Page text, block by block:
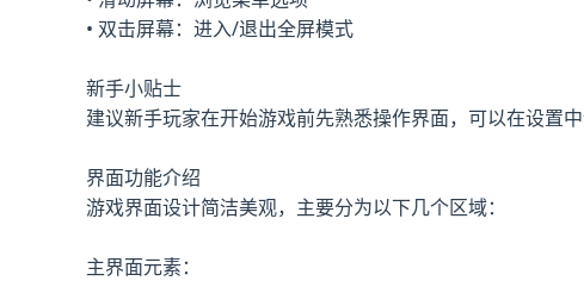
• 双击屏幕：进入/退出全屏模式
新手小贴士
建议新手玩家在开始游戏前先熟悉操作界面，可以在设置
界面功能介绍
游戏界面设计简洁美观，主要分为以下几个区域：
主界面元素：